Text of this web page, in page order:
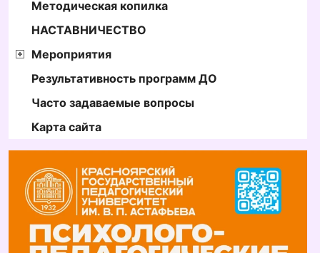
Методическая копилка
НАСТАВНИЧЕСТВО
Мероприятия
Результативность программ ДО
Часто задаваемые вопросы
Карта сайта